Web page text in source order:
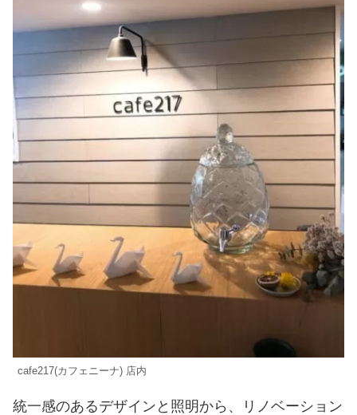
cafe217(カフェニーナ) 店内
統一感のあるデザインと照明から、リノベーション